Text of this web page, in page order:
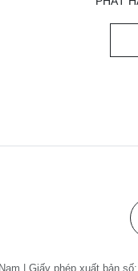
| Giấy phép xuất bản